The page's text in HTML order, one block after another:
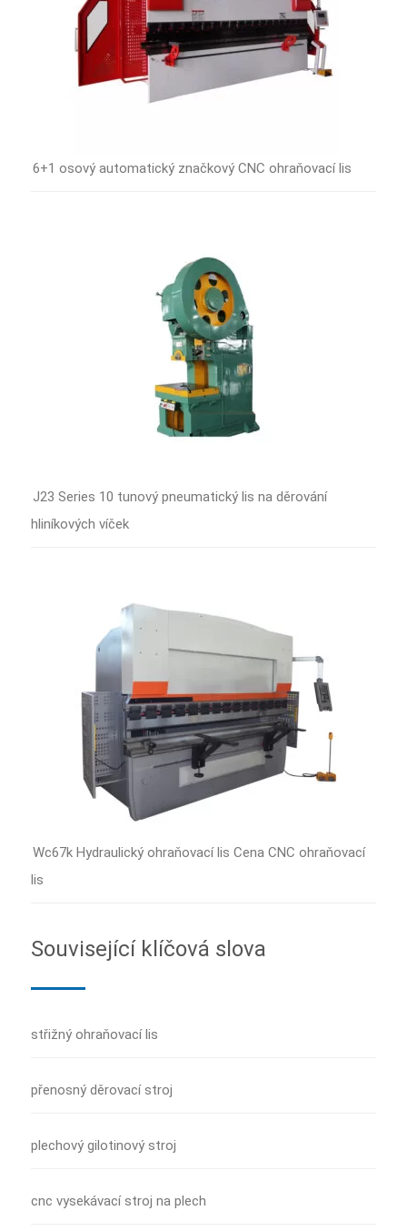
6+1 osový automatický značkový CNC ohraňovací lis
J23 Series 10 tunový pneumatický lis na děrování
hliníkových víček
Wc67k Hydraulický ohraňovací lis Cena CNC ohraňovací
lis
Související klíčová slova
střižný ohraňovací lis
přenosný děrovací stroj
plechový gilotinový stroj
cnc vysekávací stroj na plech